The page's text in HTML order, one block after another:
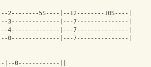
2--------5S----|--12--------10S----|
3--------------|---7---------------|
4--------------|---7---------------|
0--------------|---7---------------|
|--0------------||